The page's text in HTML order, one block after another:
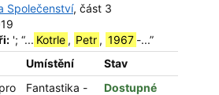
Společenství, část 3
'; “... Kotrle , Petr , 1967 -...”
Umístění
Stav
Fantastika -
Dostupné